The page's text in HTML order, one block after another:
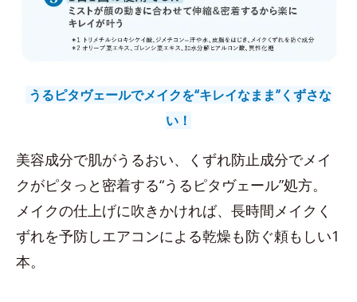
うるピタヴェールでメイクを“キレイなまま”くずさな
い！
美容成分で肌がうるおい、くずれ防止成分でメイ
クがピタっと密着する“うるピタヴェール”処方。
メイクの仕上げに吹きかければ、長時間メイクく
ずれを予防しエアコンによる乾燥も防ぐ頼もしい1
本。